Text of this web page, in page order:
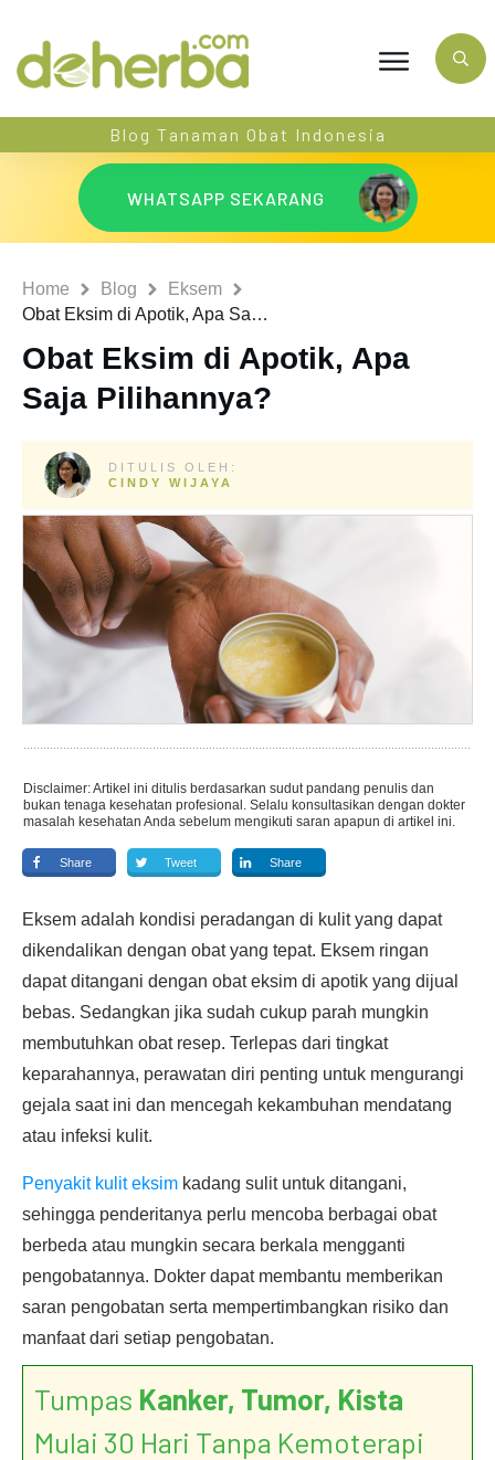
Blog Tanaman Obat Indonesia
WHATSAPP SEKARANG
Home Blog
Eksem
Obat Eksim di Apotik, Apa Saja Pilihannya?
Obat Eksim di Apotik, Apa
Saja Pilihannya?
DITULIS OLEH:
CINDY WIJAYA
Disclaimer: Artikel ini ditulis berdasarkan sudut pandang penulis dan
bukan tenaga kesehatan profesional. Selalu konsultasikan dengan dokter
masalah kesehatan Anda sebelum mengikuti saran apapun di artikel ini.
Share Tweet Share
Eksem adalah kondisi peradangan di kulit yang dapat
dikendalikan dengan obat yang tepat. Eksem ringan
dapat ditangani dengan obat eksim di apotik yang dijual
bebas. Sedangkan jika sudah cukup parah mungkin
membutuhkan obat resep. Terlepas dari tingkat
keparahannya, perawatan diri penting untuk mengurangi
gejala saat ini dan mencegah kekambuhan mendatang
atau infeksi kulit.
Penyakit kulit eksim kadang sulit untuk ditangani,
sehingga penderitanya perlu mencoba berbagai obat
berbeda atau mungkin secara berkala mengganti
pengobatannya. Dokter dapat membantu memberikan
saran pengobatan serta mempertimbangkan risiko dan
manfaat dari setiap pengobatan.
Tumpas Kanker, Tumor, Kista
Mulai 30 Hari Tanpa Kemoterapi